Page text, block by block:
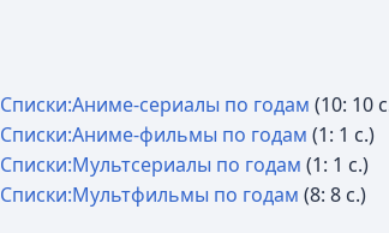
Списки:Аниме-сериалы по годам (10: 10
Списки:Аниме-фильмы по годам (1: 1 с.)
Списки:Мультсериалы по годам (1: 1 с.)
Списки:Мультфильмы по годам (8: 8 с.)